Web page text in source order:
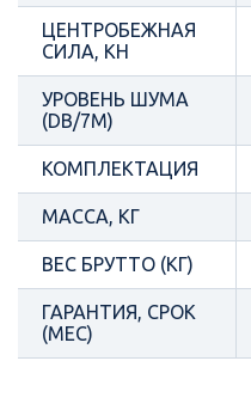
ЦЕНТРОБЕЖНАЯ
СИЛА, КН
УРОВЕНЬ ШУМА
(DB/7М)
КОМПЛЕКТАЦИЯ
МАССА, КГ
ВЕС БРУТТО (КГ)
ГАРАНТИЯ, СРОК
(МЕС)